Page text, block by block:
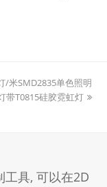
/米SMD2835单色照明
带T0815硅胶霓虹灯
工具, 可以在2D